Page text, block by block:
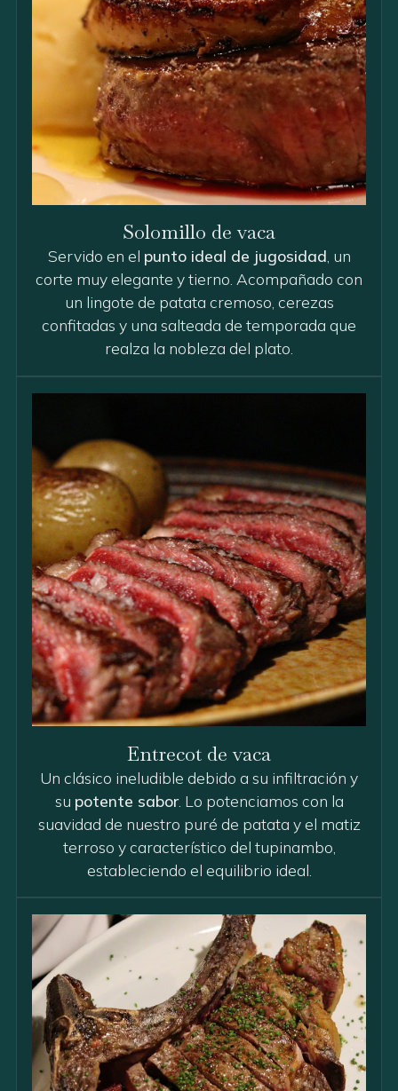
Solomillo de vaca
Servido en el punto ideal de jugosidad , un
corte muy elegante y tierno. Acompañado con
un lingote de patata cremoso, cerezas
confitadas y una salteada de temporada que
realza la nobleza del plato.
Entrecot de vaca
Un clásico ineludible debido a su infiltración y
su potente sabor. Lo potenciamos con la
suavidad de nuestro puré de patata y el matiz
terroso y característico del tupinambo,
estableciendo el equilibrio ideal.